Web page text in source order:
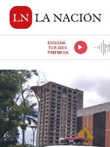
ESCUCHÁ
TU RADIO
PREFERIDA